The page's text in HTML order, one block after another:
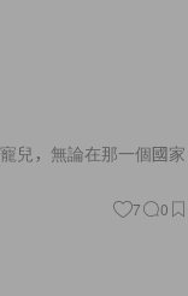
兒，無論在那一個國家
7 0